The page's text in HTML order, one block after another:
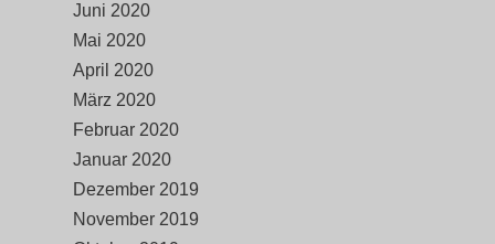
Juni 2020
Mai 2020
April 2020
März 2020
Februar 2020
Januar 2020
Dezember 2019
November 2019